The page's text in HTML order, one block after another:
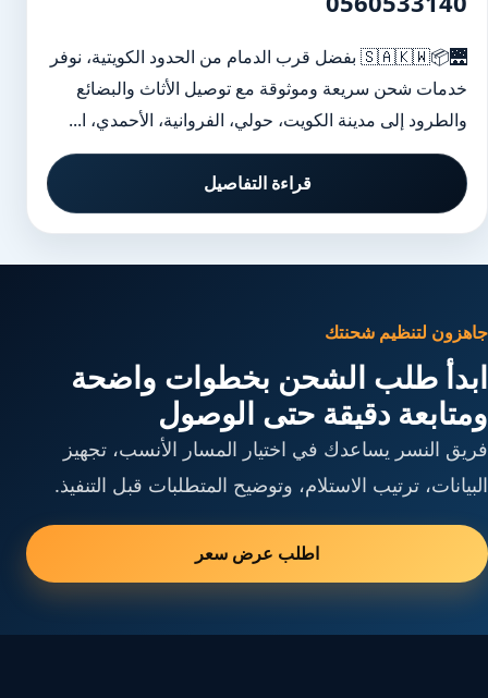
🌉📦🇸🇦🇰🇼 بفضل قرب الدمام من الحدود الكويتية، نوفر
خدمات شحن سريعة وموثوقة مع توصيل الأثاث والبضائع
والطرود إلى مدينة الكويت، حولي، الفروانية، الأحمدي، ا...
قراءة التفاصيل
جاهزون لتنظيم شحنتك
ابدأ طلب الشحن بخطوات واضحة
ومتابعة دقيقة حتى الوصول
فريق النسر يساعدك في اختيار المسار الأنسب، تجهيز
البيانات، ترتيب الاستلام، وتوضيح المتطلبات قبل التنفيذ.
اطلب عرض سعر